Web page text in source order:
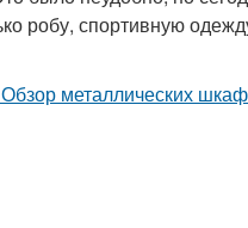
робу, спортивную